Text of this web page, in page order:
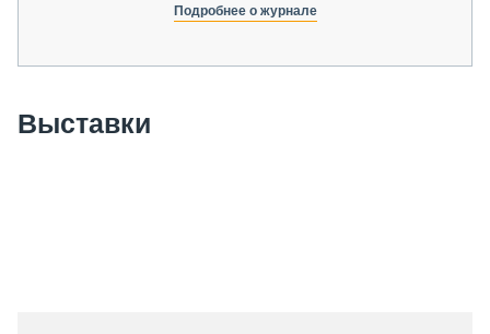
Подробнее о журнале
Выставки